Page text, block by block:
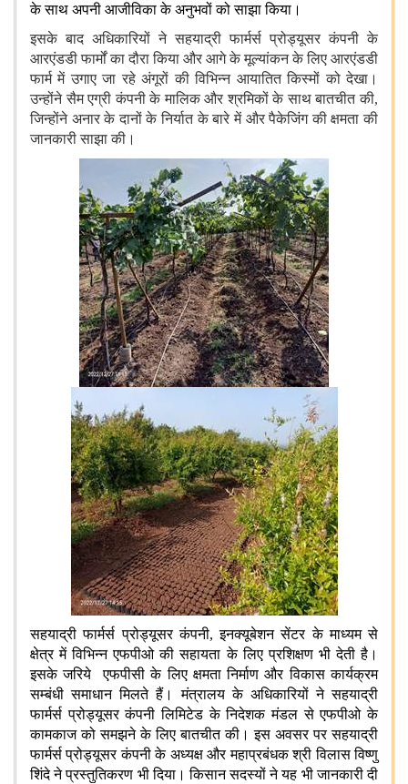
के साथ अपनी आजीविका के अनुभवों को साझा किया।
इसके बाद अधिकारियों ने सहयाद्री फार्मर्स प्रोड्यूसर कंपनी के
आरएंडडी फार्मों का दौरा किया और आगे के मूल्यांकन के लिए आरएंडडी
फार्म में उगाए जा रहे अंगूरों की विभिन्न आयातित किस्मों को देखा।
उन्होंने सैम एग्री कंपनी के मालिक और श्रमिकों के साथ बातचीत की,
जिन्होंने अनार के दानों के निर्यात के बारे में और पैकेजिंग की क्षमता की
जानकारी साझा की।
सहयाद्री फार्मर्स प्रोड्यूसर कंपनी, इनक्यूबेशन सेंटर के माध्यम से
क्षेत्र में विभिन्न एफपीओ की सहायता के लिए प्रशिक्षण भी देती है।
इसके जरिये एफपीसी के लिए क्षमता निर्माण और विकास कार्यक्रम
सम्बंधी समाधान मिलते हैं। मंत्रालय के अधिकारियों ने सहयाद्री
फार्मर्स प्रोड्यूसर कंपनी लिमिटेड के निदेशक मंडल से एफपीओ के
कामकाज को समझने के लिए बातचीत की। इस अवसर पर सहयाद्री
फार्मर्स प्रोड्यूसर कंपनी के अध्यक्ष और महाप्रबंधक श्री विलास विष्णु
शिंदे ने प्रस्तुतिकरण भी दिया। किसान सदस्यों ने यह भी जानकारी दी